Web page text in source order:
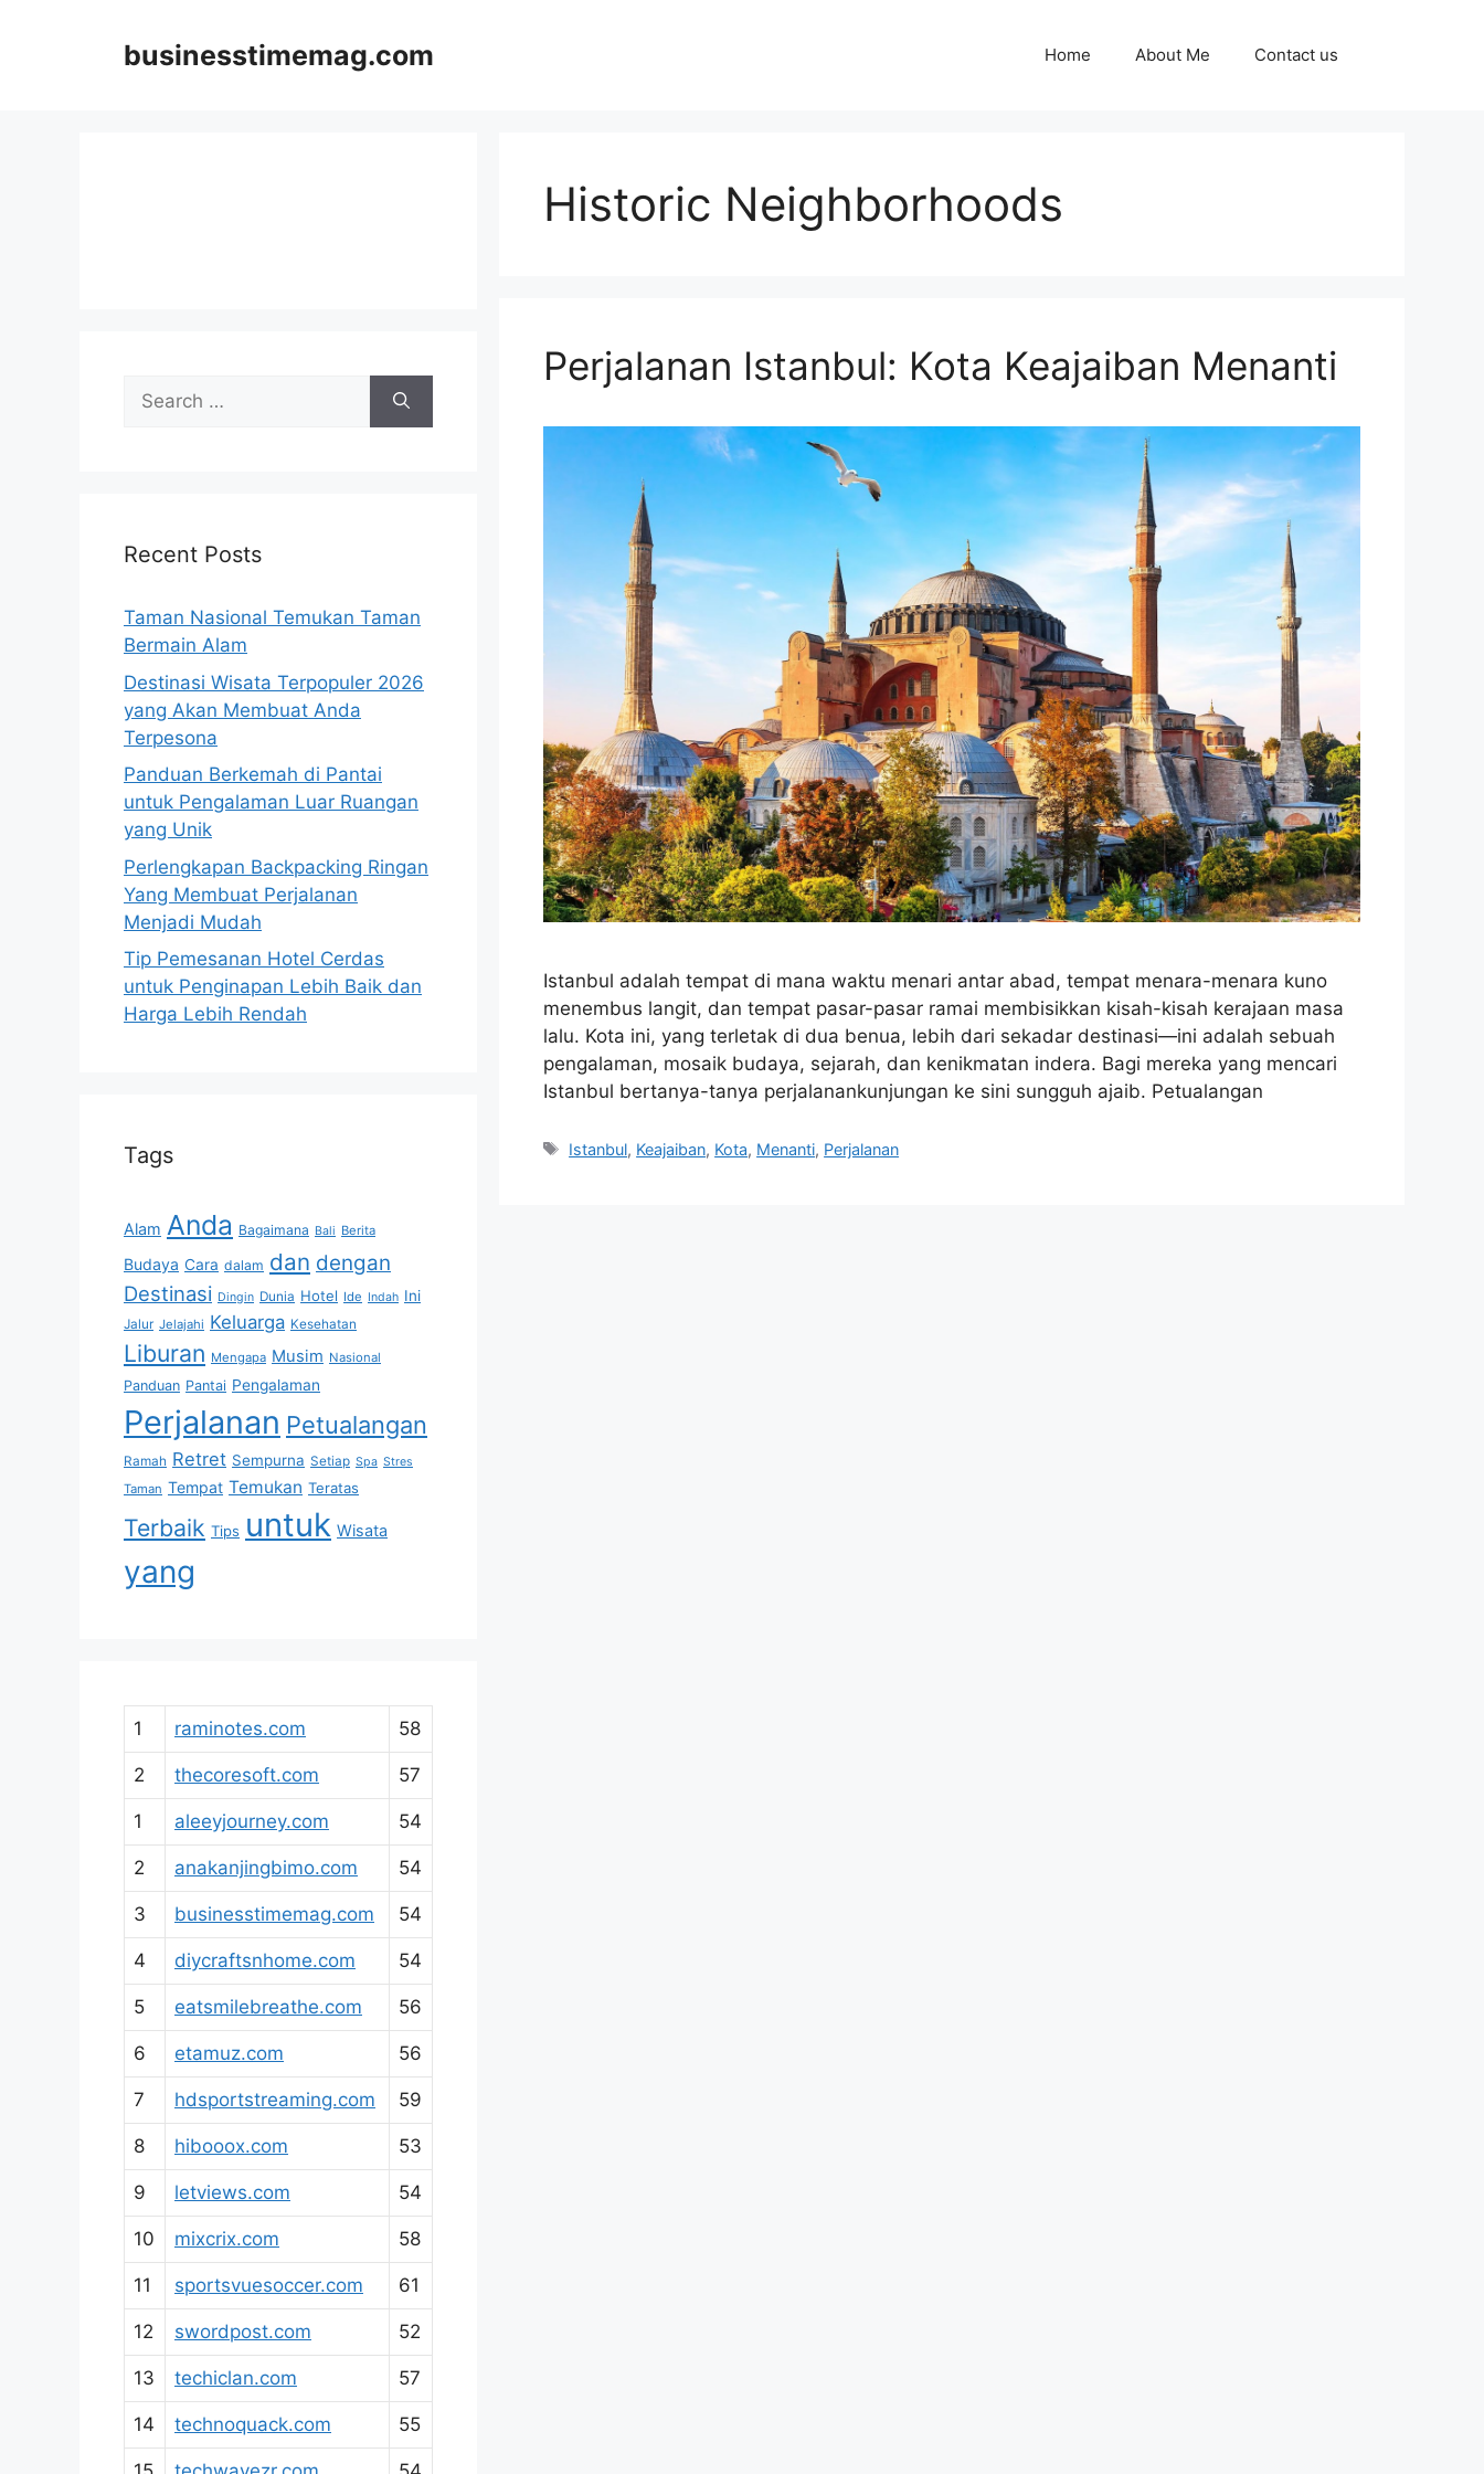
businesstimemag.com Home About Me Contact us
Historic Neighborhoods
Perjalanan Istanbul: Kota Keajaiban Menanti
Istanbul adalah tempat di mana waktu menari antar abad, tempat menara-menara kuno
menembus langit, dan tempat pasar-pasar ramai membisikkan kisah-kisah kerajaan masa
lalu. Kota ini, yang terletak di dua benua, lebih dari sekadar destinasi—ini adalah sebuah
pengalaman, mosaik budaya, sejarah, dan kenikmatan indera. Bagi mereka yang mencari
Istanbul bertanya-tanya perjalanankunjungan ke sini sungguh ajaib. Petualangan
Tags
Istanbul, Keajaiban, Kota, Menanti, Perjalanan
Search
for:
Recent Posts
Taman Nasional Temukan Taman
Bermain Alam
Destinasi Wisata Terpopuler 2026
yang Akan Membuat Anda
Terpesona
Panduan Berkemah di Pantai
untuk Pengalaman Luar Ruangan
yang Unik
Perlengkapan Backpacking Ringan
Yang Membuat Perjalanan
Menjadi Mudah
Tip Pemesanan Hotel Cerdas
untuk Penginapan Lebih Baik dan
Harga Lebih Rendah
Tags
Alam Anda Bagaimana Bali Berita
Budaya Cara dalam dan dengan
Destinasi Dingin Dunia Hotel Ide Indah Ini
Jalur Jelajahi Keluarga Kesehatan
Liburan Mengapa Musim Nasional
Panduan Pantai Pengalaman
Perjalanan Petualangan
Ramah Retret Sempurna Setiap Spa Stres
Taman Tempat Temukan Teratas
Terbaik Tips untuk Wisata
yang
1 raminotes.com 58
2 thecoresoft.com 57
1 aleeyjourney.com 54
2 anakanjingbimo.com 54
3 businesstimemag.com 54
4 diycraftsnhome.com 54
5 eatsmilebreathe.com 56
6 etamuz.com 56
7 hdsportstreaming.com 59
8 hibooox.com 53
9 letviews.com 54
10 mixcrix.com 58
11 sportsvuesoccer.com 61
12 swordpost.com 52
13 techiclan.com 57
14 technoquack.com 55